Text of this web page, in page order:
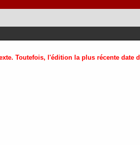
Toutefois, l'édition la plus récente date